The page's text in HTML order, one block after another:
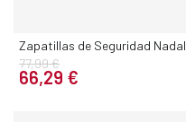
Zapatillas de Seguridad Nadal
77,99 €
66,29 €